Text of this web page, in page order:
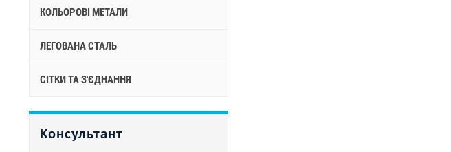
КОЛЬОРОВІ МЕТАЛИ
ЛЕГОВАНА СТАЛЬ
СІТКИ ТА З'ЄДНАННЯ
Консультант